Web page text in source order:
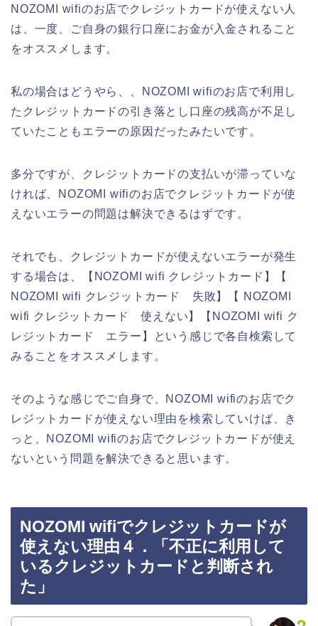
NOZOMI wifiのお店でクレジットカードが使えない人
は、一度、ご自身の銀行口座にお金が入金されること
をオススメします。
私の場合はどうやら、、NOZOMI wifiのお店で利用し
たクレジットカードの引き落とし口座の残高が不足し
ていたこともエラーの原因だったみたいです。
多分ですが、クレジットカードの支払いが滞っていな
ければ、NOZOMI wifiのお店でクレジットカードが使
えないエラーの問題は解決できるはずです。
それでも、クレジットカードが使えないエラーが発生
する場合は、【NOZOMI wifi クレジットカード】【
NOZOMI wifi クレジットカード 失敗】【 NOZOMI
wifi クレジットカード 使えない】【NOZOMI wifi ク
レジットカード エラー】という感じで各自検索して
みることをオススメします。
そのような感じでご自身で、NOZOMI wifiのお店でク
レジットカードが使えない理由を検索していけば、き
っと、NOZOMI wifiのお店でクレジットカードが使え
ないという問題を解決できると思います。
NOZOMI wifiでクレジットカードが
使えない理由４．「不正に利用して
いるクレジットカードと判断され
た」